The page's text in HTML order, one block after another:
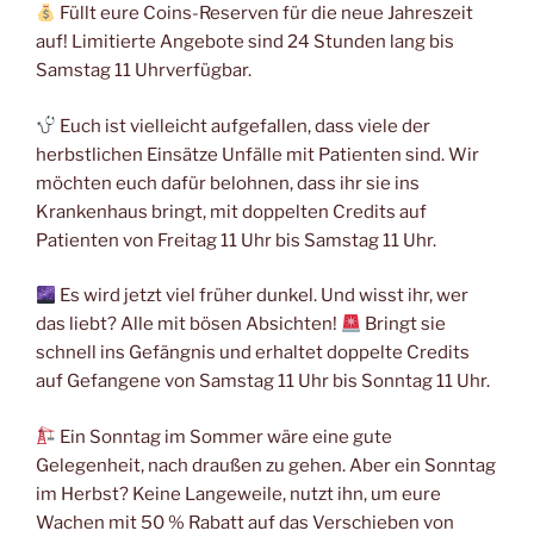
Füllt eure Coins-Reserven für die neue Jahreszeit
auf! Limitierte Angebote sind 24 Stunden lang bis
Samstag 11 Uhrverfügbar.
Euch ist vielleicht aufgefallen, dass viele der
herbstlichen Einsätze Unfälle mit Patienten sind. Wir
möchten euch dafür belohnen, dass ihr sie ins
Krankenhaus bringt, mit doppelten Credits auf
Patienten von Freitag 11 Uhr bis Samstag 11 Uhr.
Es wird jetzt viel früher dunkel. Und wisst ihr, wer
das liebt? Alle mit bösen Absichten!
Bringt sie
schnell ins Gefängnis und erhaltet doppelte Credits
auf Gefangene von Samstag 11 Uhr bis Sonntag 11 Uhr.
Ein Sonntag im Sommer wäre eine gute
Gelegenheit, nach draußen zu gehen. Aber ein Sonntag
im Herbst? Keine Langeweile, nutzt ihn, um eure
Wachen mit 50 % Rabatt auf das Verschieben von